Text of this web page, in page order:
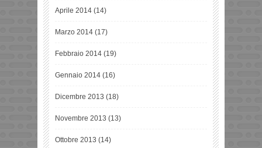
Aprile 2014 (14)
Marzo 2014 (17)
Febbraio 2014 (19)
Gennaio 2014 (16)
Dicembre 2013 (18)
Novembre 2013 (13)
Ottobre 2013 (14)